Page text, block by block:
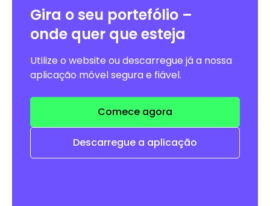
Gira o seu portefólio –
onde quer que esteja
Utilize o website ou descarregue já a nossa
aplicação móvel segura e fiável.
Comece agora
Descarregue a aplicação